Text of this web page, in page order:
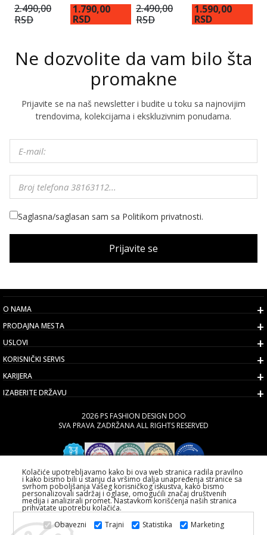
2.490,00
RSD
1.790,00
RSD
2.490,00
RSD
1.590,00
RSD
Ne dozvolite da vam bilo šta
promakne
Prijavite se na naš newsletter i budite u toku sa najnovijim
trendovima, kolekcijama i ekskluzivnim ponudama.
Saglasna/saglasan sam sa Politikom privatnosti.
Prijavite se
O NAMA
PRODAJNA MESTA
USLOVI
KORISNIČKI SERVIS
KARIJERA
IZABERITE DRŽAVU
2026 PS FASHION DESIGN DOO
SVA PRAVA ZADRŽANA ALL RIGHTS RESERVED
Kolačiće upotrebljavamo kako bi ova web stranica radila pravilno
i kako bismo bili u stanju da vršimo dalja unapređenja stranice sa
svrhom poboljšanja Vašeg korisničkog iskustva, kako bismo
personalizovali sadržaj i oglase, omogućili značaj društvenih
medija i analizirali promet. Nastavkom korišćenja naših stranica
prihvatate upotrebu kolačića.
Obavezni
Trajni Statistika Marketing